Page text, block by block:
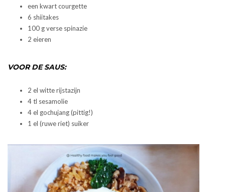
een kwart courgette
6 shiitakes
100 g verse spinazie
2 eieren
VOOR DE SAUS:
2 el witte rijstazijn
4 tl sesamolie
4 el gochujang (pittig!)
1 el (ruwe riet) suiker